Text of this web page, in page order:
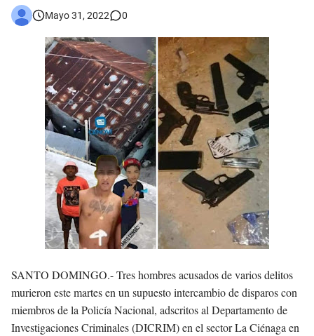
Mayo 31, 2022 0
SANTO DOMINGO.- Tres hombres acusados de varios delitos
murieron este martes en un supuesto intercambio de disparos con
miembros de la Policía Nacional, adscritos al Departamento de
Investigaciones Criminales (DICRIM) en el sector La Ciénaga en